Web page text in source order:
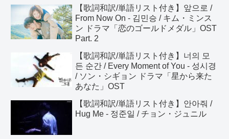
【歌詞和訳/単語リスト付き】앞으로 /
From Now On - 김민승 / キム・ミンス
ン ドラマ「恋のゴールドメダル」OST
Part. 2
【歌詞和訳/単語リスト付き】너의 모
든 순간 / Every Moment of You - 성시경
/ ソン・シギョン ドラマ「星から来た
あなた」OST
【歌詞和訳/単語リスト付き】안아줘 /
Hug Me - 정준일 / チョン・ジュニル